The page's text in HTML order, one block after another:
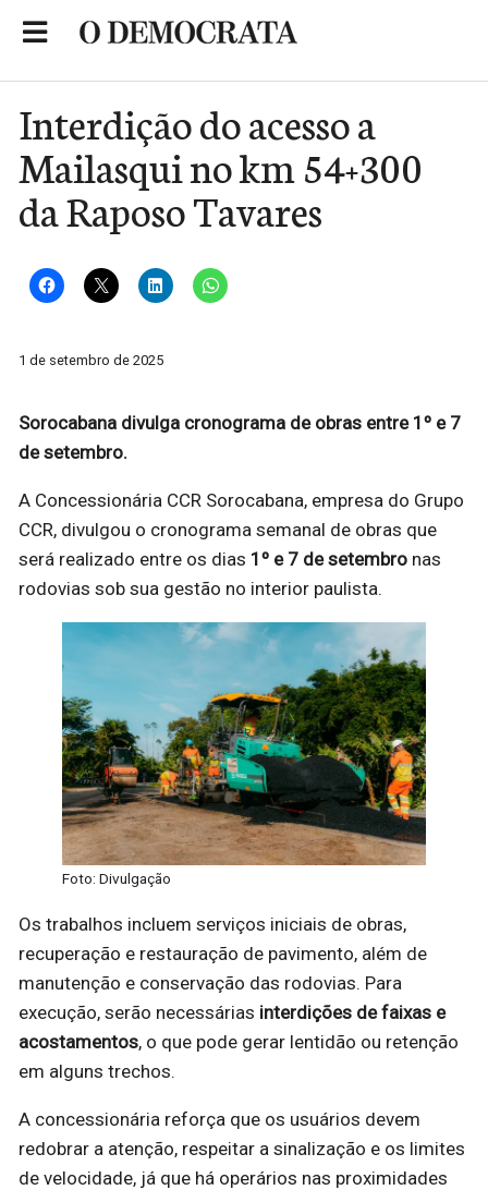
Interdição do acesso a
Mailasqui no km 54+300
da Raposo Tavares
1 de setembro de 2025
Sorocabana divulga cronograma de obras entre 1º e 7
de setembro.
A Concessionária CCR Sorocabana, empresa do Grupo
CCR, divulgou o cronograma semanal de obras que
será realizado entre os dias 1º e 7 de setembro nas
rodovias sob sua gestão no interior paulista.
Foto: Divulgação
Os trabalhos incluem serviços iniciais de obras,
recuperação e restauração de pavimento, além de
manutenção e conservação das rodovias. Para
execução, serão necessárias interdições de faixas e
acostamentos, o que pode gerar lentidão ou retenção
em alguns trechos.
A concessionária reforça que os usuários devem
redobrar a atenção, respeitar a sinalização e os limites
de velocidade, já que há operários nas proximidades